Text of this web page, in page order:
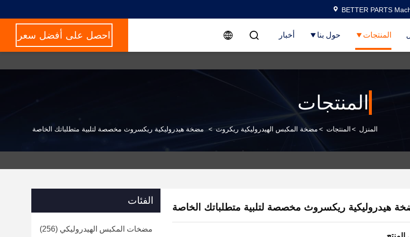
BETTER PARTS
المنتجات حول بنا أخبار احصل على أفضل سعر
المنتجات
المنزل >المنتجات >مضخة المكبس الهيدروليكية ريكروث > مضخة هيدروليكية ريكسروث مخصصة لتلبية متطلباتك الخاصة
هيدروليكية ريكسروث مخصصة لتلبية متطلباتك الخاصة
الفئات
مضخات المكبس الهيدروليكي (256)